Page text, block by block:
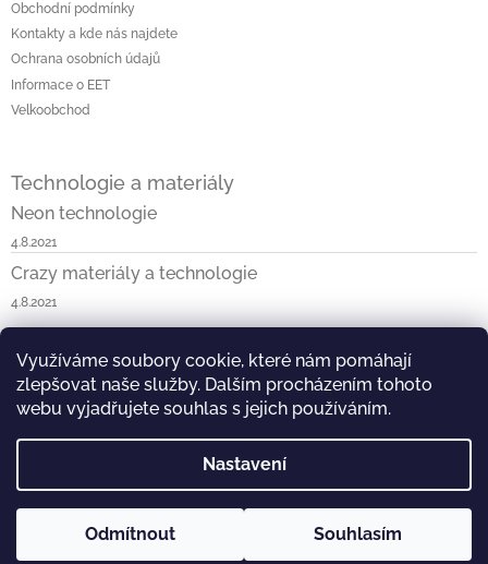
Využíváme soubory cookie, které nám pomáhají
zlepšovat naše služby. Dalším procházením tohoto
webu vyjadřujete souhlas s jejich používáním.
Nastavení
Odmítnout Souhlasím
Obchodní podmínky
Kontakty a kde nás najdete
Ochrana osobních údajů
Informace o EET
Velkoobchod
Technologie a materiály
Neon technologie
4.8.2021
Crazy materiály a technologie
4.8.2021
Napište nám Neon v ČR a SK
Blossom v ČR a SK
Kask & KOO v ČR a SK
Crazy v ČR a SK Vist v ČR
Vytvořil Shoptet Copyright 2026 DEAL PARTNER s.r.o.. Všechna práva
vyhrazena.